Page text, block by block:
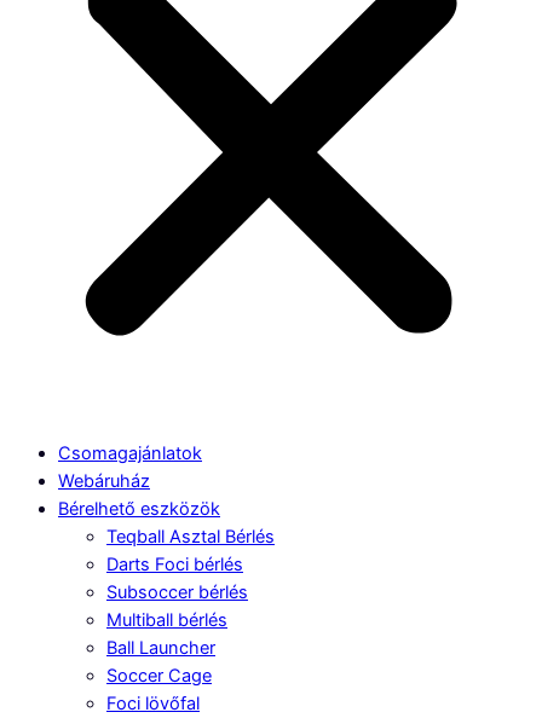
Csomagajánlatok
Webáruház
Bérelhető eszközök
Teqball Asztal Bérlés
Darts Foci bérlés
Subsoccer bérlés
Multiball bérlés
Ball Launcher
Soccer Cage
Foci lövőfal